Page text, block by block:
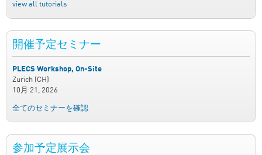
view all tutorials
開催予定セミナー
PLECS Workshop, On-Site
Zurich (CH)
10月 21, 2026
全てのセミナーを確認
参加予定展示会